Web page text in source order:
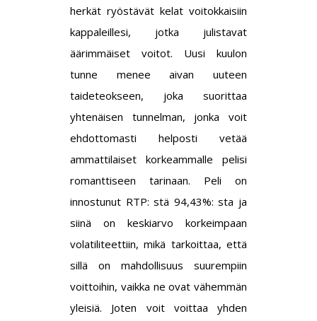
herkät ryöstävät kelat voitokkaisiin
kappaleillesi, jotka julistavat
äärimmäiset voitot. Uusi kuulon
tunne menee aivan uuteen
taideteokseen, joka suorittaa
yhtenäisen tunnelman, jonka voit
ehdottomasti helposti vetää
ammattilaiset korkeammalle pelisi
romanttiseen tarinaan. Peli on
innostunut RTP: stä 94,43%: sta ja
siinä on keskiarvo korkeimpaan
volatiliteettiin, mikä tarkoittaa, että
sillä on mahdollisuus suurempiin
voittoihin, vaikka ne ovat vähemmän
yleisiä. Joten voit voittaa yhden